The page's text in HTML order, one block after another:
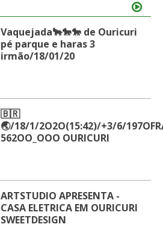
Vaquejada🐂🐎🐎 de Ouricuri
pé parque e haras 3
irmão/18/01/20
🇧🇷
🌏/18/1/2O2O(15:42)/+3/6/
562OO_OOO OURICURI
ARTSTUDIO APRESENTA -
CASA ELETRICA EM OURICURI
SWEETDESIGN